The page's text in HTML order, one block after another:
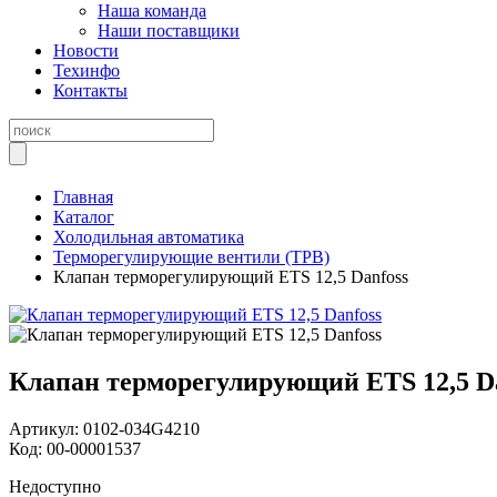
Наша команда
Наши поставщики
Новости
Техинфо
Контакты
Главная
Каталог
Холодильная автоматика
Терморегулирующие вентили (ТРВ)
Клапан терморегулирующий ETS 12,5 Danfoss
Клапан терморегулирующий ETS 12,5
Артикул: 0102-034G4210
Код: 00-00001537
Недоступно